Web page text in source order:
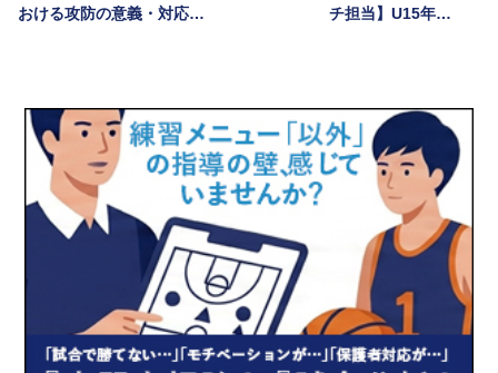
おける攻防の意義・対応…
チ担当】U15年…